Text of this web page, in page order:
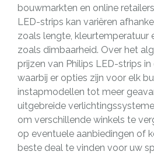
bouwmarkten en online
LED-strips kan variëren
zoals lengte, kleurtemperatuur
zoals dimbaarheid. Over het
prijzen van Philips LED-strips in
waarbij er opties zijn voor elk
instapmodellen tot meer
uitgebreide
om verschillende winkels te
op eventuele aanbiedingen of
beste deal te vinden voor uw